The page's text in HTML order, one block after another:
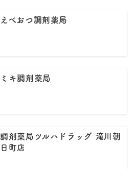
えべおつ調剤薬局
ミキ調剤薬局
調剤薬局ツルハドラッグ 滝川朝
日町店